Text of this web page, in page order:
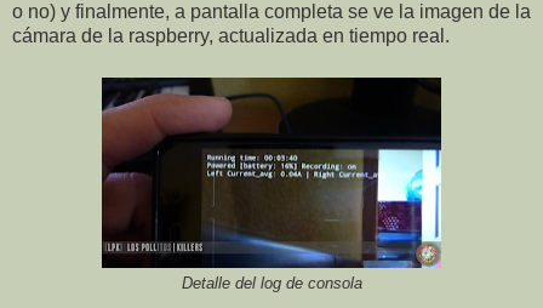
o no) y finalmente, a pantalla completa se ve la imagen de la
cámara de la raspberry, actualizada en tiempo real.
Detalle del log de consola